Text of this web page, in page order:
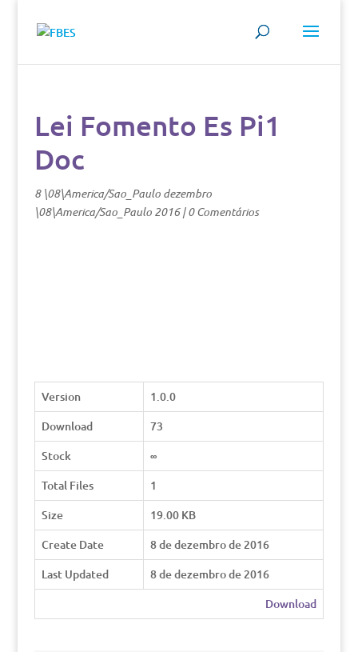
Lei Fomento Es Pi1
Doc
8 \08\America/Sao_Paulo dezembro
\08\America/Sao_Paulo 2016|0 Comentários
Version
1.0.0
Download
73
Stock
∞
Total Files
1
Size
19.00 KB
Create Date
8 de dezembro de 2016
Last Updated
8 de dezembro de 2016
Download